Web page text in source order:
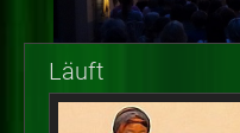
Läuft